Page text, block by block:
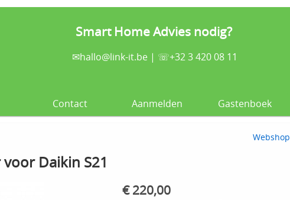
Smart Home Advies nodig?
✉hallo@link-it.be | ☏+32 3 420 08 11
Contact Aanmelden Gastenboek
Webshop
Daikin S21
€ 220,00